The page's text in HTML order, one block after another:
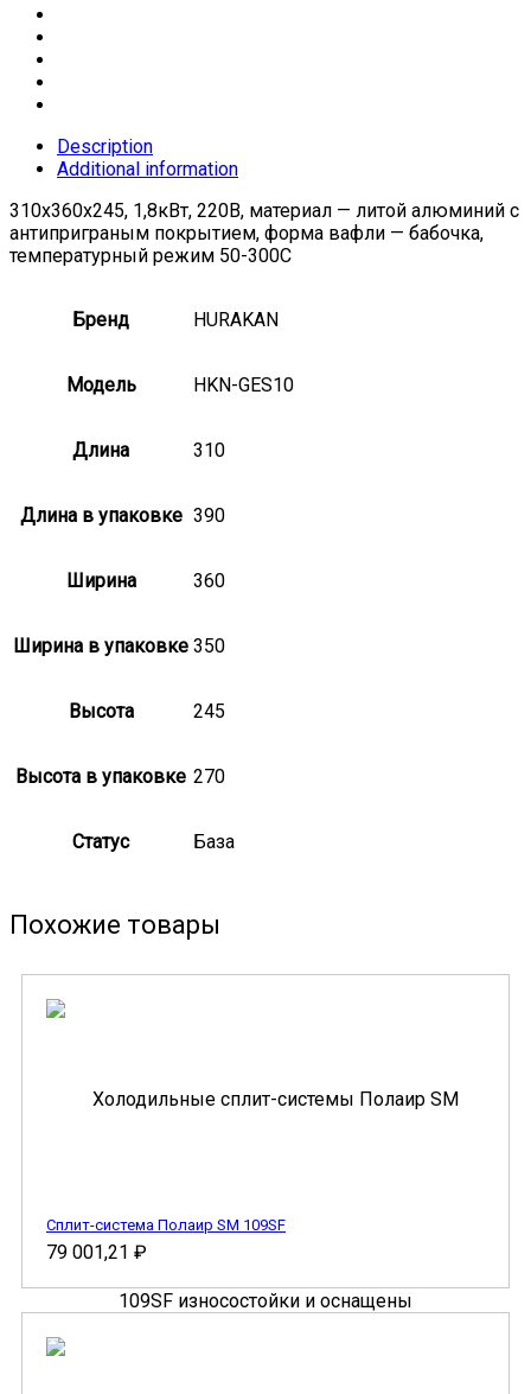
Description
Additional information
310x360x245, 1,8кВт, 220В, материал — литой алюминий с
антиприграным покрытием, форма вафли — бабочка,
температурный режим 50-300C
Бренд HURAKAN
Модель HKN-GES10
Длина 310
Длина в упаковке 390
Ширина 360
Ширина в упаковке 350
Высота 245
Высота в упаковке 270
Статус База
Похожие товары
Сплит-система Полаир SM 109SF
79 001,21 ₽